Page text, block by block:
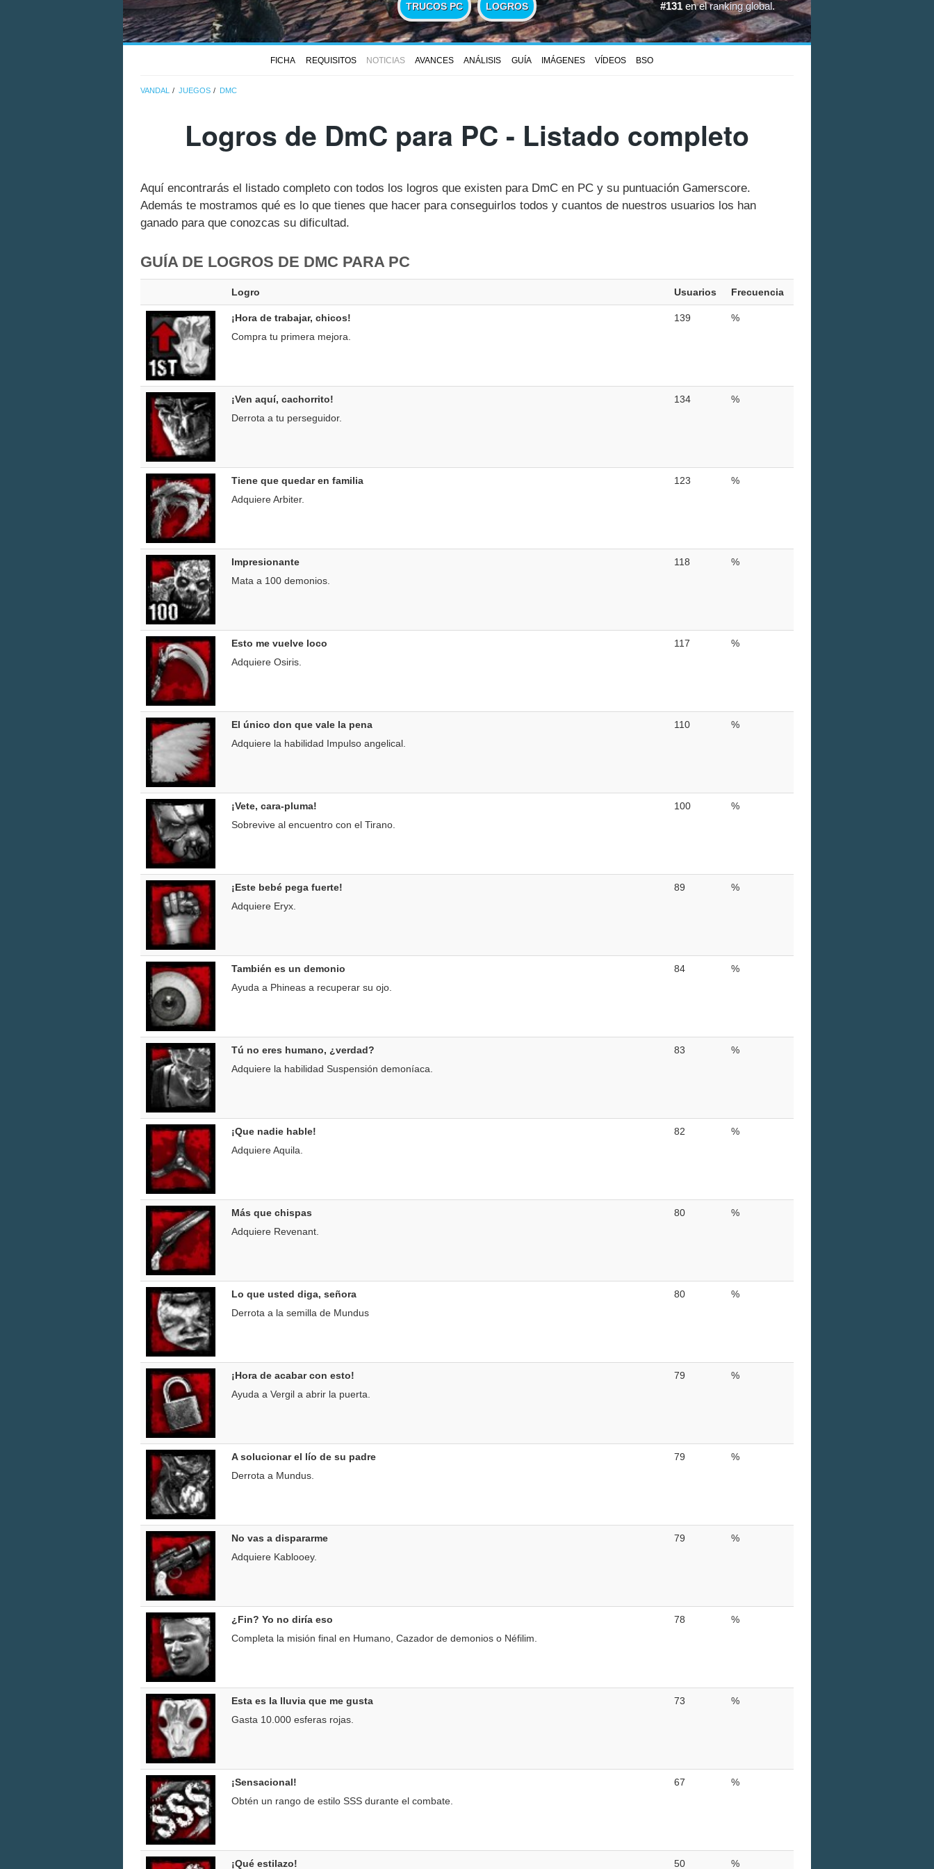
TRUCOS PC LOGROS
#131en elranking global.
FICHA REQUISITOS NOTICIAS AVANCES ANÁLISIS GUÍA IMÁGENES VÍDEOS BSO
VANDAL JUEGOS DMC
Logros de DmC para PC - Listado completo
Aquí encontrarás el listado completo con todos los logros que existen para DmC en PC y su puntuación Gamerscore.
Además te mostramos qué es lo que tienes que hacer para conseguirlos todos y cuantos de nuestros usuarios los han
ganado para que conozcas su dificultad.
GUÍA DE LOGROS DE DMC PARA PC
Logro Usuarios Frecuencia
¡Hora de trabajar, chicos!
Compra tu primera mejora.
139 %
¡Ven aquí, cachorrito!
Derrota a tu perseguidor.
134 %
Tiene que quedar en familia
Adquiere Arbiter.
123 %
Impresionante
Mata a 100 demonios.
118 %
Esto me vuelve loco
Adquiere Osiris.
117 %
El único don que vale la pena
Adquiere la habilidad Impulso angelical.
110 %
¡Vete, cara-pluma!
Sobrevive al encuentro con el Tirano.
100 %
¡Este bebé pega fuerte!
Adquiere Eryx.
89 %
También es un demonio
Ayuda a Phineas a recuperar su ojo.
84 %
Tú no eres humano, ¿verdad?
Adquiere la habilidad Suspensión demoníaca.
83 %
¡Que nadie hable!
Adquiere Aquila.
82 %
Más que chispas
Adquiere Revenant.
80 %
Lo que usted diga, señora
Derrota a la semilla de Mundus
80 %
¡Hora de acabar con esto!
Ayuda a Vergil a abrir la puerta.
79 %
A solucionar el lío de su padre
Derrota a Mundus.
79 %
No vas a dispararme
Adquiere Kablooey.
79 %
¿Fin? Yo no diría eso
Completa la misión final en Humano, Cazador de demonios o Néfilim.
78 %
Esta es la lluvia que me gusta
Gasta 10.000 esferas rojas.
73 %
¡Sensacional!
Obtén un rango de estilo SSS durante el combate.
67 %
¡Qué estilazo! 50 %